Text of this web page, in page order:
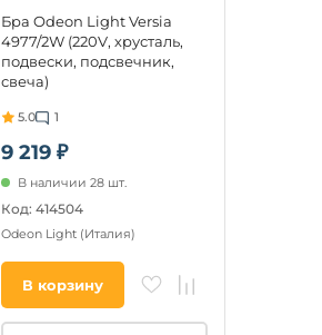
9 219 ₽
Бра Odeon Light Versia
4977/2W (220V, хрусталь,
подвески, подсвечник,
свеча)
5.0 1
В наличии 28 шт.
Код: 414504
Odeon Light (Италия)
В корзину